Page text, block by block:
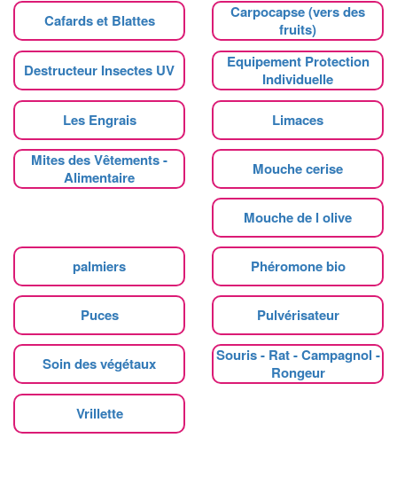
Cafards et Blattes
Carpocapse (vers des
fruits)
Destructeur Insectes UV
Equipement Protection
Individuelle
Les Engrais Limaces
Mites des Vêtements -
Alimentaire
Mouche cerise
Mouche de l olive
palmiers Phéromone bio
Puces Pulvérisateur
Soin des végétaux
Souris - Rat - Campagnol -
Rongeur
Vrillette